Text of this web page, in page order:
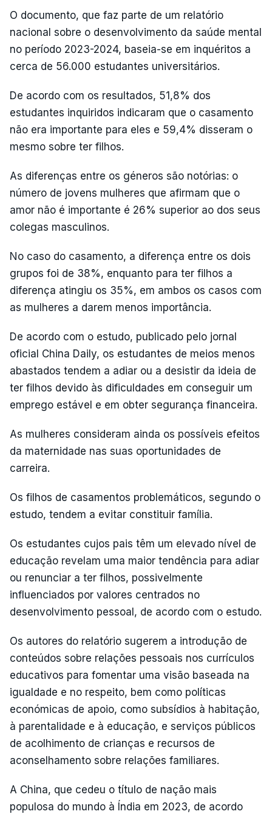
O documento, que faz parte de um relatório
nacional sobre o desenvolvimento da saúde mental
no período 2023-2024, baseia-se em inquéritos a
cerca de 56.000 estudantes universitários.
De acordo com os resultados, 51,8% dos
estudantes inquiridos indicaram que o casamento
não era importante para eles e 59,4% disseram o
mesmo sobre ter filhos.
As diferenças entre os géneros são notórias: o
número de jovens mulheres que afirmam que o
amor não é importante é 26% superior ao dos seus
colegas masculinos.
No caso do casamento, a diferença entre os dois
grupos foi de 38%, enquanto para ter filhos a
diferença atingiu os 35%, em ambos os casos com
as mulheres a darem menos importância.
De acordo com o estudo, publicado pelo jornal
oficial China Daily, os estudantes de meios menos
abastados tendem a adiar ou a desistir da ideia de
ter filhos devido às dificuldades em conseguir um
emprego estável e em obter segurança financeira.
As mulheres consideram ainda os possíveis efeitos
da maternidade nas suas oportunidades de
carreira.
Os filhos de casamentos problemáticos, segundo o
estudo, tendem a evitar constituir família.
Os estudantes cujos pais têm um elevado nível de
educação revelam uma maior tendência para adiar
ou renunciar a ter filhos, possivelmente
influenciados por valores centrados no
desenvolvimento pessoal, de acordo com o estudo.
Os autores do relatório sugerem a introdução de
conteúdos sobre relações pessoais nos currículos
educativos para fomentar uma visão baseada na
igualdade e no respeito, bem como políticas
económicas de apoio, como subsídios à habitação,
à parentalidade e à educação, e serviços públicos
de acolhimento de crianças e recursos de
aconselhamento sobre relações familiares.
A China, que cedeu o título de nação mais
populosa do mundo à Índia em 2023, de acordo